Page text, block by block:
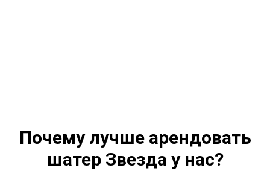
Почему лучше арендовать
шатер Звезда у нас?